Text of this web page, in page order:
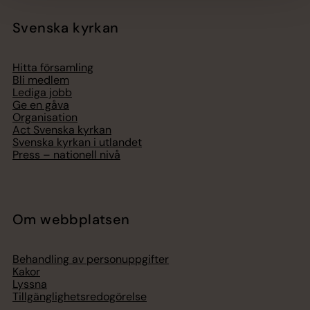
Svenska kyrkan
Hitta församling
Bli medlem
Lediga jobb
Ge en gåva
Organisation
Act Svenska kyrkan
Svenska kyrkan i utlandet
Press – nationell nivå
Om webbplatsen
Behandling av personuppgifter
Kakor
Lyssna
Tillgänglighetsredogörelse